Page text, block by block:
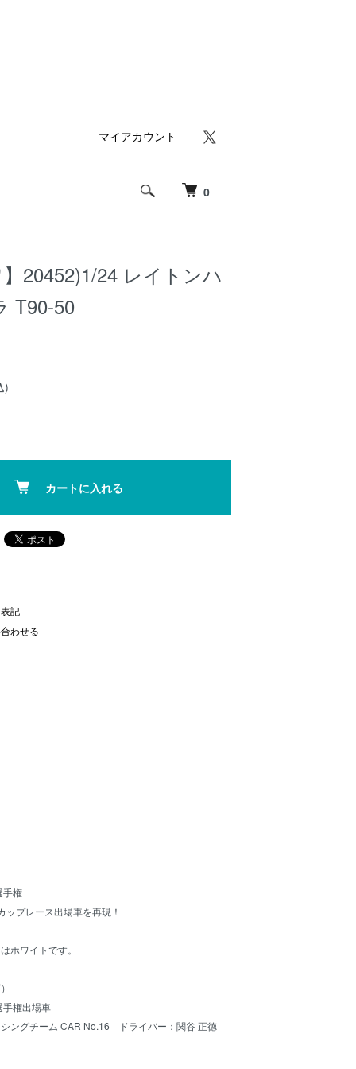
0
マイアカウント
】20452)1/24 レイトンハ
T90-50
)
カートに入れる
記
わせる
手権
プレース出場車を再現！
ホワイトです。
権出場車
ングチーム CAR No.16 ドライバー：関谷 正徳